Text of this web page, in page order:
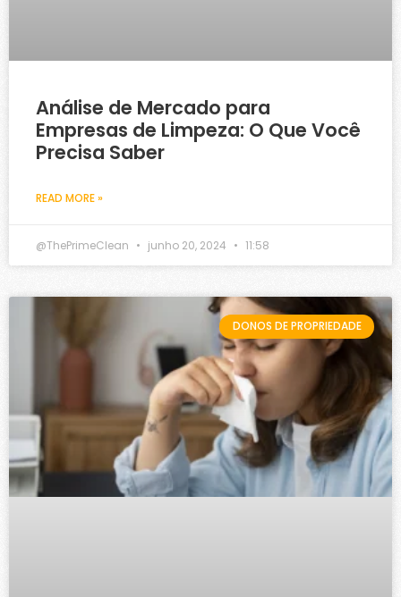
Análise de Mercado para
Empresas de Limpeza: O Que Você
Precisa Saber
READ MORE »
@ThePrimeClean junho 20, 2024 11:58
DONOS DE PROPRIEDADE